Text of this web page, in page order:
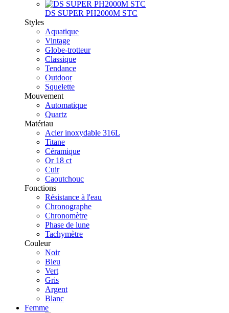
DS SUPER PH2000M STC
Styles
Aquatique
Vintage
Globe-trotteur
Classique
Tendance
Outdoor
Squelette
Mouvement
Automatique
Quartz
Matériau
Acier inoxydable 316L
Titane
Céramique
Or 18 ct
Cuir
Caoutchouc
Fonctions
Résistance à l'eau
Chronographe
Chronomètre
Phase de lune
Tachymètre
Couleur
Noir
Bleu
Vert
Gris
Argent
Blanc
Femme